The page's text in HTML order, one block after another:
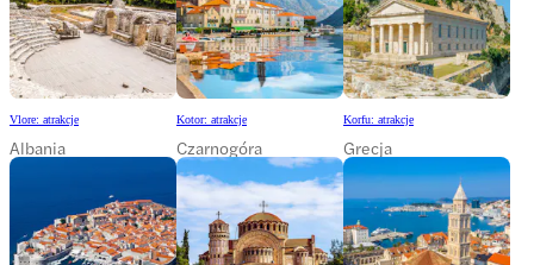
Vlore: atrakcje
Albania
Kotor: atrakcje
Czarnogóra
Korfu: atrakcje
Grecja